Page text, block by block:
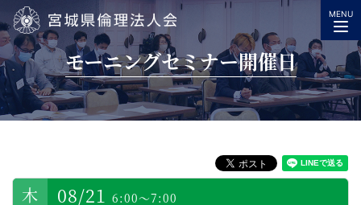
宮城県倫理法人会
MENU
モーニングセミナー開催日
08/21 6:00～7:00